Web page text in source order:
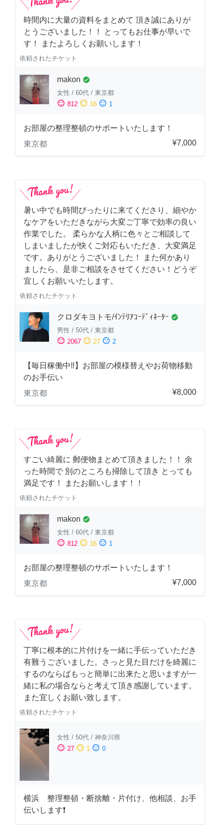
時間内に大量の資料をまとめて 頂き誠にありが
とうございました！！ とってもお仕事が早いで
す！ またよろしくお願いします！
依頼されたチケット
makon check_circle
女性 / 60代 / 東京都
sentiment_satisfied 812 sentiment_neutral 16 sentiment_dissatisfied 1
お部屋の整理整頓のサポートいたします！
東京都
¥7,000
暑い中でも時間ぴったりに来てくださり、細やか
なケアをいただきながら大変ご丁寧で効率の良い
作業でした。 柔らかな人柄に色々とご相談して
しまいましたが快くご対応もいただき、大変満足
です。ありがとうございました！ また何かあり
ましたら、是非ご相談をさせてください！どうぞ
宜しくお願いいたします。
依頼されたチケット
クロダキヨトモ/ｲﾝﾃﾘｱｺｰﾃﾞｨﾈｰﾀｰ check_circle
男性 / 50代 / 東京都
sentiment_satisfied 2067 sentiment_neutral 27 sentiment_dissatisfied 2
【毎日稼働中‼︎】お部屋の模様替えやお荷物移動
のお手伝い
東京都
¥8,000
すごい綺麗に 郵便物まとめて頂きました！！ 余
った時間で 別のところも掃除して頂き とっても
満足です！ またお願いします！！
依頼されたチケット
makon check_circle
女性 / 60代 / 東京都
sentiment_satisfied 812 sentiment_neutral 16 sentiment_dissatisfied 1
お部屋の整理整頓のサポートいたします！
東京都
¥7,000
丁寧に根本的に片付けを一緒に手伝っていただき
有難うございました。さっと見た目だけを綺麗に
するのならばもっと簡単に出来たと思いますが一
緒に私の場合ならと考えて頂き感謝しています。
また宜しくお願い致します。
依頼されたチケット
女性 / 50代 / 神奈川県
sentiment_satisfied 27 sentiment_neutral 1 sentiment_dissatisfied 0
横浜 整理整頓・断捨離・片付け、他相談、お手
伝いします❗